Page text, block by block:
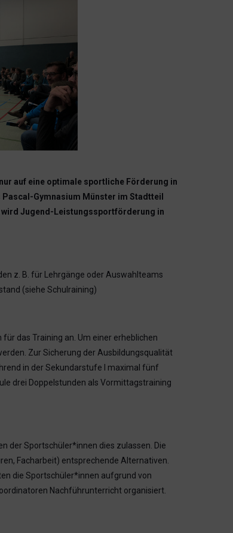
auf eine optimale sportliche Förderung in
Gymnasium Münster im Stadtteil
wird Jugend-Leistungssportförderung in
z. B. für Lehrgänge oder Auswahlteams
(siehe Schulraining)
das Training an. Um einer erheblichen
Zur Sicherung der Ausbildungsqualität
in der Sekundarstufe I maximal fünf
drei Doppelstunden als Vormittagstraining
der Sportschüler*innen dies zulassen. Die
Facharbeit) entsprechende Alternativen.
die Sportschüler*innen aufgrund von
Nachführunterricht organisiert.